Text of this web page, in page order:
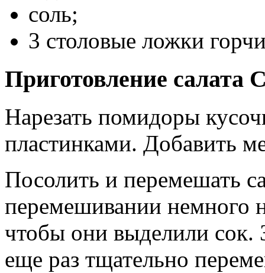
соль;
3 столовые ложки
Приготовление салата
Нарезать помидоры
пластинками. Добавить
Посолить и перемешать
перемешивании немного
чтобы они выделили сок.
еще раз тщательно